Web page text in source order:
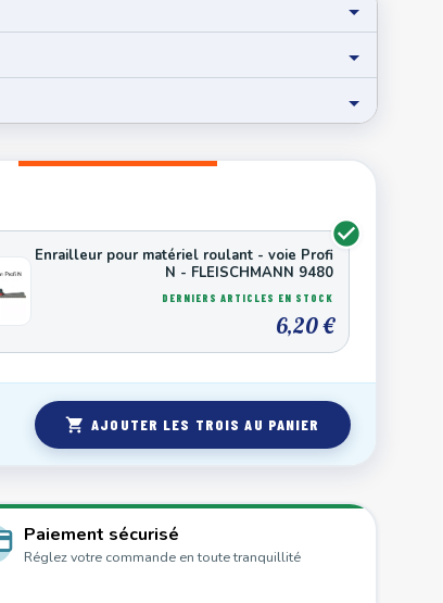
Enrailleur pour matériel roulant - voie Profi
N - FLEISCHMANN 9480
DERNIERS ARTICLES EN STOCK
6,20 €
shopping_cart AJOUTER LES TROIS AU PANIER
Paiement sécurisé
Réglez votre commande en toute tranquillité